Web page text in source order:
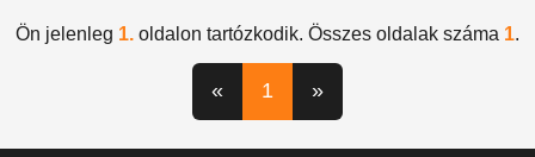
Ön jelenleg 1. oldalon tartózkodik. Összes oldalak száma 1.
« 1 »